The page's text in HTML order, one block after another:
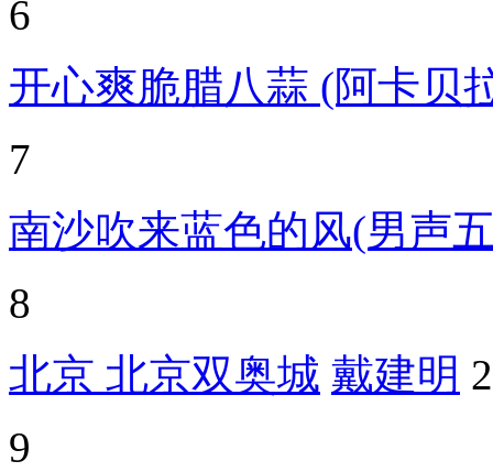
6
开心爽脆腊八蒜 (阿卡贝
7
南沙吹来蓝色的风(男声
8
北京 北京双奥城 戴建明
9